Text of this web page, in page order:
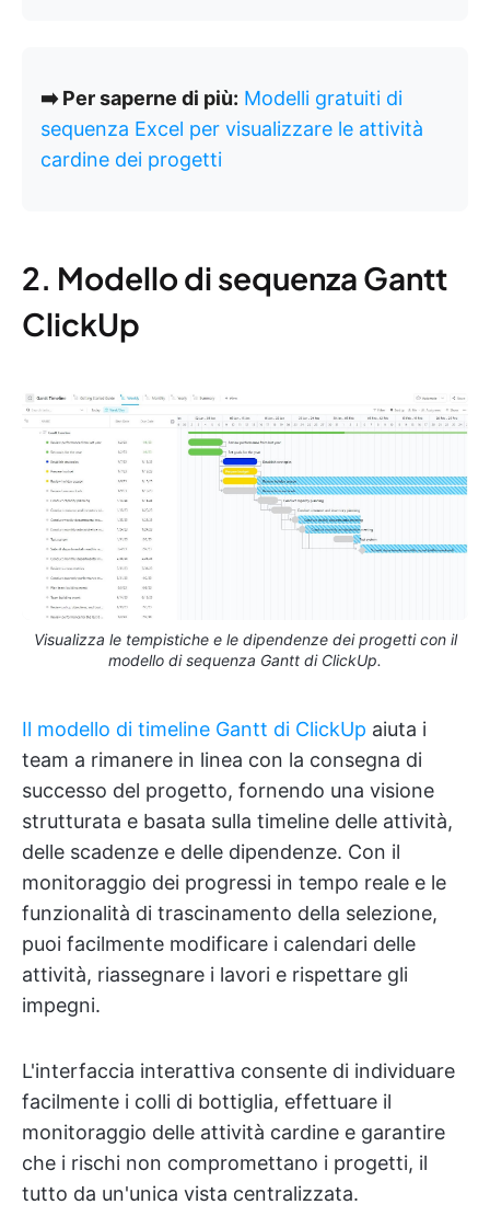
➡️ Per saperne di più: Modelli gratuiti di
sequenza Excel per visualizzare le attività
cardine dei progetti
2. Modello di sequenza Gantt
ClickUp
Visualizza le tempistiche e le dipendenze dei progetti con il
modello di sequenza Gantt di ClickUp.
Il modello di timeline Gantt di ClickUp aiuta i
team a rimanere in linea con la consegna di
successo del progetto, fornendo una visione
strutturata e basata sulla timeline delle attività,
delle scadenze e delle dipendenze. Con il
monitoraggio dei progressi in tempo reale e le
funzionalità di trascinamento della selezione,
puoi facilmente modificare i calendari delle
attività, riassegnare i lavori e rispettare gli
impegni.
L'interfaccia interattiva consente di individuare
facilmente i colli di bottiglia, effettuare il
monitoraggio delle attività cardine e garantire
che i rischi non compromettano i progetti, il
tutto da un'unica vista centralizzata.